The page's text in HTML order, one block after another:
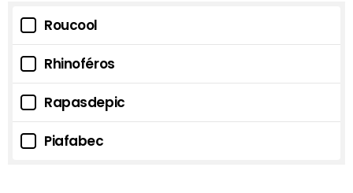
Roucool
Rhinoféros
Rapasdepic
Piafabec